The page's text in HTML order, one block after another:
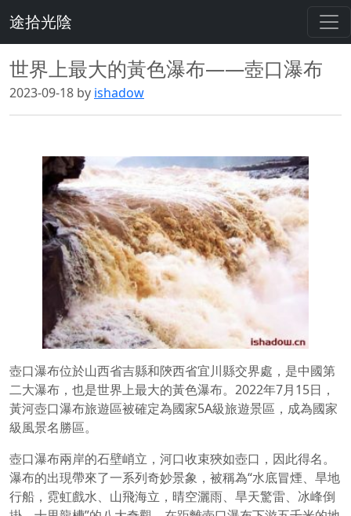
途拾光陰
世界上最大的黃色瀑布——壺口瀑布
2023-09-18 by ishadow
壺口瀑布位於山西省吉縣和陝西省宜川縣交界處，是中國第
二大瀑布，也是世界上最大的黃色瀑布。2022年7月15日，
黃河壺口瀑布旅遊區被確定為國家5A級旅遊景區，成為國家
級風景名勝區。
壺口瀑布兩岸的石壁峭立，河口收束狹如壺口，因此得名。
瀑布的出現帶來了一系列奇妙景象，被稱為“水底冒煙、旱地
行船，霓虹戲水、山飛海立，晴空灑雨、旱天驚雷、冰峰倒